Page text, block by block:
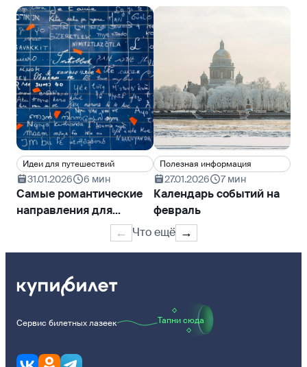
Идеи для путешествий
31.01.2026 6 мин
Самые романтические
направления для
признания в любви
Полезная информация
27.01.2026 7 мин
Календарь событий на
февраль
← Что ещё →
Сервис билетных лазеек Тапни сюда